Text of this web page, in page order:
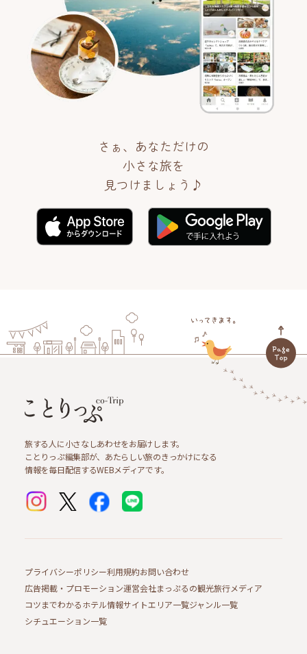
さぁ、あなただけの
小さな旅を
見つけましょう♪
旅する人に小さなしあわせをお届けします。
ことりっぷ編集部が、あたらしい旅のきっかけになる
情報を毎日配信するWEBメディアです。
プライバシーポリシー利用規約お問い合わせ
広告掲載・プロモーション運営会社まっぷるの観光旅行メディア
コツまでわかるホテル情報サイトエリア一覧ジャンル一覧
シチュエーション一覧